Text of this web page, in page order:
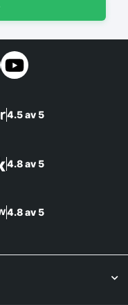
4.5 av 5
4.8 av 5
4.8 av 5